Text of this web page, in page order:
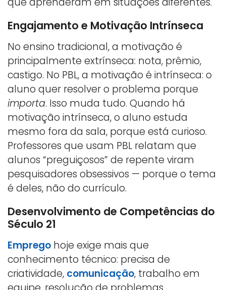
Engajamento e Motivação Intrínseca
No ensino tradicional, a motivação é
principalmente extrínseca: nota, prêmio,
castigo. No PBL, a motivação é intrínseca: o
aluno quer resolver o problema porque
importa. Isso muda tudo. Quando há
motivação intrínseca, o aluno estuda
mesmo fora da sala, porque está curioso.
Professores que usam PBL relatam que
alunos “preguiçosos” de repente viram
pesquisadores obsessivos — porque o tema
é deles, não do currículo.
Desenvolvimento de Competências do
Século 21
Emprego hoje exige mais que
conhecimento técnico: precisa de
criatividade, comunicação, trabalho em